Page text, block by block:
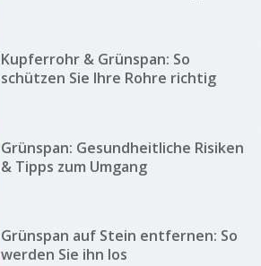
Kupferrohr & Grünspan: So
schützen Sie Ihre Rohre richtig
Grünspan: Gesundheitliche Risiken
& Tipps zum Umgang
Grünspan auf Stein entfernen: So
werden Sie ihn los